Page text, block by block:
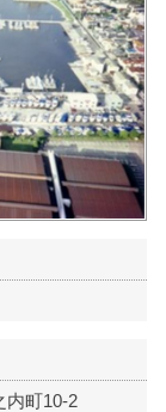
内町10-2